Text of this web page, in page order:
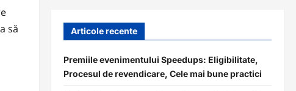
să
Articole recente
Premiile evenimentului Speedups: Eligibilitate,
Procesul de revendicare, Cele mai bune practici